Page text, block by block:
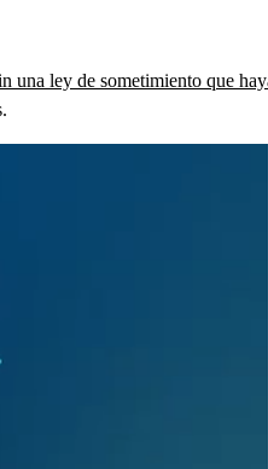
una ley de sometimiento que